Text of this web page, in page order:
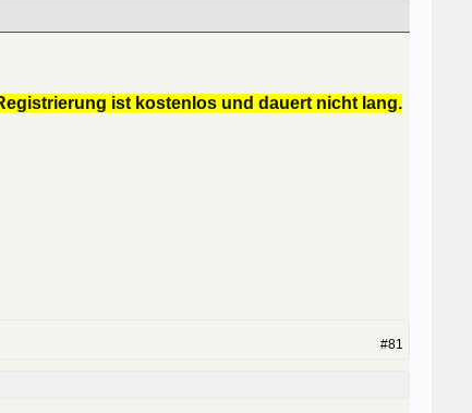
ist kostenlos und dauert nicht lang.
#81